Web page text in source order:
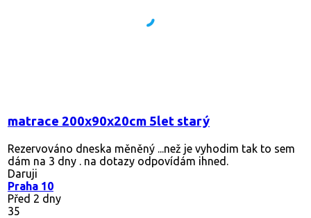
matrace 200x90x20cm 5let starý
Rezervováno dneska měněný ...než je vyhodim tak to sem
dám na 3 dny . na dotazy odpovídám ihned.
Daruji
Praha 10
Před 2 dny
35